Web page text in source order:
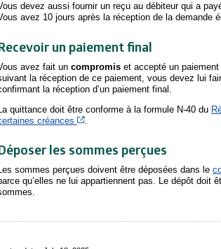
devez aussi fournir un reçu au débiteur qui a
avez 10 jours après la réception de la demande
un paiement final
avez fait un compromis et accepté un
la réception de ce paiement, vous devez lui
la réception d’un paiement final.
quittance doit être conforme à la formule N-40 du
créances
Cet hyperlien s’ouvrira dans une
.
les sommes perçues
Les sommes perçues doivent être déposées dans le
qu’elles ne lui appartiennent pas. Le dépôt doit